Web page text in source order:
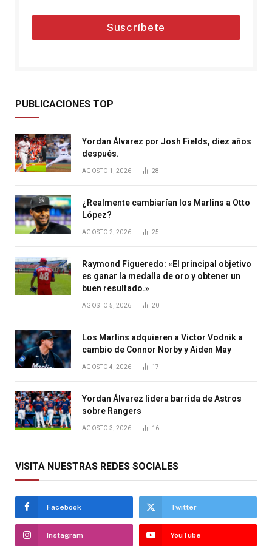
Suscríbete
PUBLICACIONES TOP
Yordan Álvarez por Josh Fields, diez años
después.
AGOSTO 1, 2026 28
¿Realmente cambiarían los Marlins a Otto
López?
AGOSTO 2, 2026 25
Raymond Figueredo: «El principal objetivo
es ganar la medalla de oro y obtener un
buen resultado.»
AGOSTO 5, 2026 20
Los Marlins adquieren a Victor Vodnik a
cambio de Connor Norby y Aiden May
AGOSTO 4, 2026 17
Yordan Álvarez lidera barrida de Astros
sobre Rangers
AGOSTO 3, 2026 16
VISITA NUESTRAS REDES SOCIALES
Facebook Twitter
Instagram YouTube